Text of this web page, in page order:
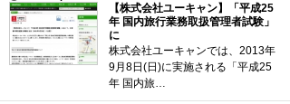
【株式会社ユーキャン】「平成25
年 国内旅行業務取扱管理者試験」
に
株式会社ユーキャンでは、2013年
9月8日(日)に実施される「平成25
年 国内旅…
「0180」などの有料通話にご注意を
UberEATSをお得に活用す…
エアコンのつけっぱなしは「損」